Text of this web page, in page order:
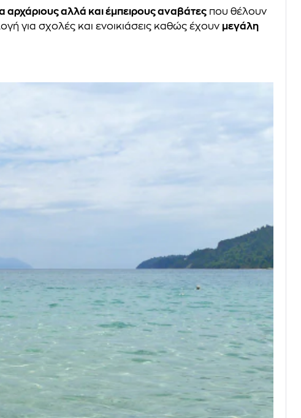
αρχάριους αλλά και έμπειρους αναβάτες που θέλουν
για σχολές και ενοικιάσεις καθώς έχουν μεγάλη